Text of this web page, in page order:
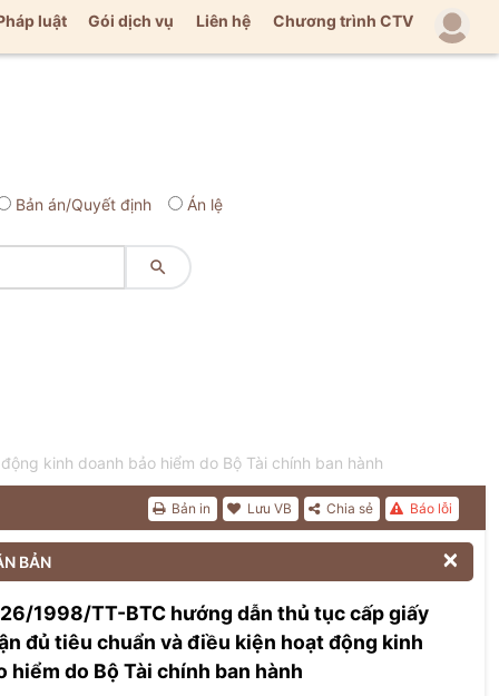
luật Gói dịch vụ Liên hệ Chương trình CTV
Bản án/Quyết định Án lệ

kinh doanh bảo hiểm do Bộ Tài chính ban hành
Báo lỗi
Chia sẻ
Lưu VB
Bản in
BẢN 
1998/TT-BTC hướng dẫn thủ tục cấp giấy
đủ tiêu chuẩn và điều kiện hoạt động kinh
hiểm do Bộ Tài chính ban hành